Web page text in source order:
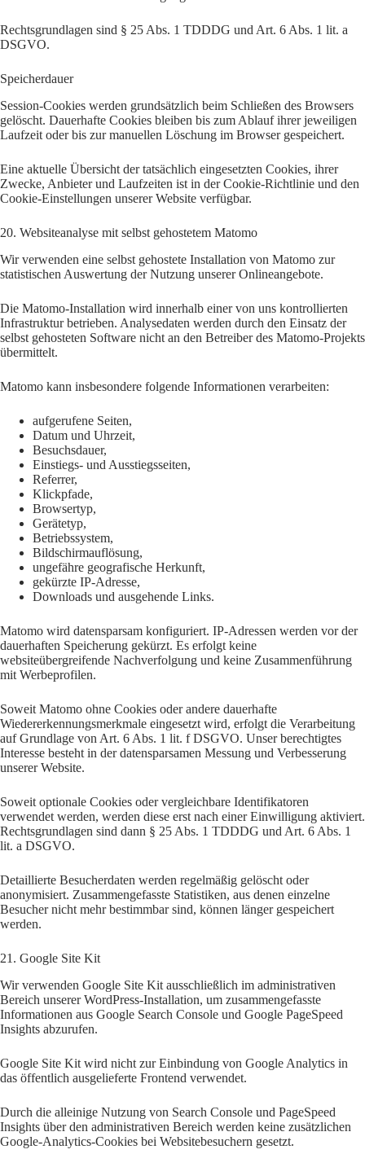
Rechtsgrundlagen sind § 25 Abs. 1 TDDDG und Art. 6 Abs. 1 lit. a
DSGVO.
Speicherdauer
Session-Cookies werden grundsätzlich beim Schließen des Browsers
gelöscht. Dauerhafte Cookies bleiben bis zum Ablauf ihrer jeweiligen
Laufzeit oder bis zur manuellen Löschung im Browser gespeichert.
Eine aktuelle Übersicht der tatsächlich eingesetzten Cookies, ihrer
Zwecke, Anbieter und Laufzeiten ist in der Cookie-Richtlinie und den
Cookie-Einstellungen unserer Website verfügbar.
20. Websiteanalyse mit selbst gehostetem Matomo
Wir verwenden eine selbst gehostete Installation von Matomo zur
statistischen Auswertung der Nutzung unserer Onlineangebote.
Die Matomo-Installation wird innerhalb einer von uns kontrollierten
Infrastruktur betrieben. Analysedaten werden durch den Einsatz der
selbst gehosteten Software nicht an den Betreiber des Matomo-Projekts
übermittelt.
Matomo kann insbesondere folgende Informationen verarbeiten:
aufgerufene Seiten,
Datum und Uhrzeit,
Besuchsdauer,
Einstiegs- und Ausstiegsseiten,
Referrer,
Klickpfade,
Browsertyp,
Gerätetyp,
Betriebssystem,
Bildschirmauflösung,
ungefähre geografische Herkunft,
gekürzte IP-Adresse,
Downloads und ausgehende Links.
Matomo wird datensparsam konfiguriert. IP-Adressen werden vor der
dauerhaften Speicherung gekürzt. Es erfolgt keine
websiteübergreifende Nachverfolgung und keine Zusammenführung
mit Werbeprofilen.
Soweit Matomo ohne Cookies oder andere dauerhafte
Wiedererkennungsmerkmale eingesetzt wird, erfolgt die Verarbeitung
auf Grundlage von Art. 6 Abs. 1 lit. f DSGVO. Unser berechtigtes
Interesse besteht in der datensparsamen Messung und Verbesserung
unserer Website.
Soweit optionale Cookies oder vergleichbare Identifikatoren
verwendet werden, werden diese erst nach einer Einwilligung aktiviert.
Rechtsgrundlagen sind dann § 25 Abs. 1 TDDDG und Art. 6 Abs. 1
lit. a DSGVO.
Detaillierte Besucherdaten werden regelmäßig gelöscht oder
anonymisiert. Zusammengefasste Statistiken, aus denen einzelne
Besucher nicht mehr bestimmbar sind, können länger gespeichert
werden.
21. Google Site Kit
Wir verwenden Google Site Kit ausschließlich im administrativen
Bereich unserer WordPress-Installation, um zusammengefasste
Informationen aus Google Search Console und Google PageSpeed
Insights abzurufen.
Google Site Kit wird nicht zur Einbindung von Google Analytics in
das öffentlich ausgelieferte Frontend verwendet.
Durch die alleinige Nutzung von Search Console und PageSpeed
Insights über den administrativen Bereich werden keine zusätzlichen
Google-Analytics-Cookies bei Websitebesuchern gesetzt.